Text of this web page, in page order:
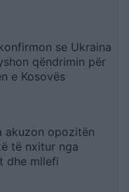
se Ukraina
qëndrimin për
e Kosovës
akuzon opozitën
të nxitur nga
dhe mllefi